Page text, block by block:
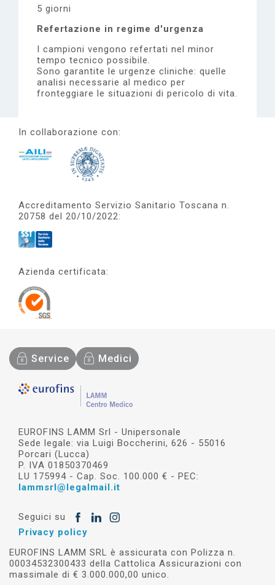
5 giorni
Refertazione in regime d'urgenza
I campioni vengono refertati nel minor
tempo tecnico possibile.
Sono garantite le urgenze cliniche: quelle
analisi necessarie al medico per
fronteggiare le situazioni di pericolo di vita.
In collaborazione con:
Accreditamento Servizio Sanitario Toscana n.
20758 del 20/10/2022:
Azienda certificata:
Service Medici
EUROFINS LAMM Srl - Unipersonale
Sede legale: via Luigi Boccherini, 626 - 55016
Porcari (Lucca)
P. IVA 01850370469
LU 175994 - Cap. Soc. 100.000 € - PEC:
lammsrl@legalmail.it
Seguici su
Privacy policy
EUROFINS LAMM SRL è assicurata con Polizza n.
00034532300433 della Cattolica Assicurazioni con
massimale di € 3.000.000,00 unico.